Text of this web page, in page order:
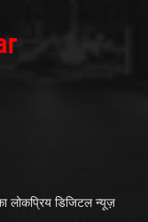
लोकप्रिय डिजिटल न्यूज़